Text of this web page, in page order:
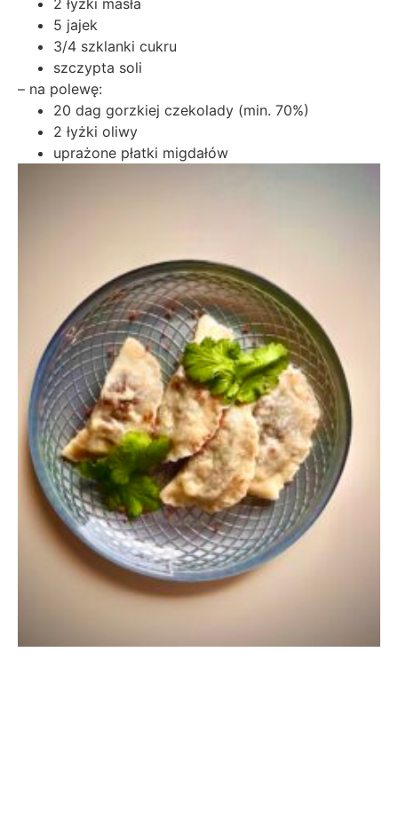
5 jajek
3/4 szklanki cukru
szczypta soli
– na polewę:
20 dag gorzkiej czekolady (min. 70%)
2 łyżki oliwy
uprażone płatki migdałów